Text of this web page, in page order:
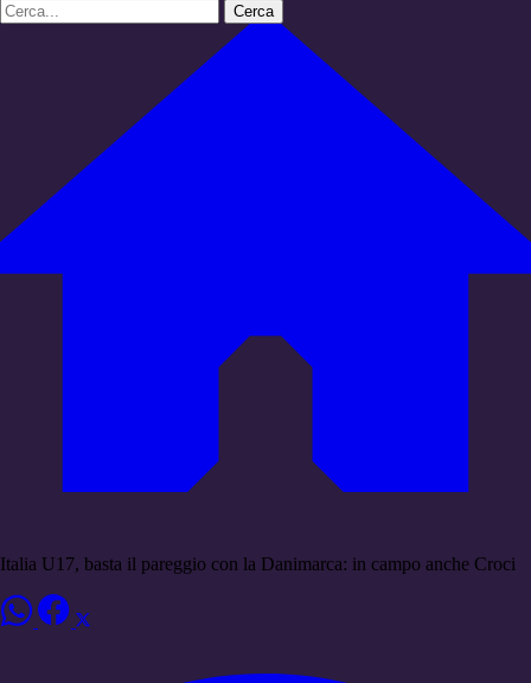
Cerca
Italia U17, basta il pareggio con la Danimarca: in campo anche Croci